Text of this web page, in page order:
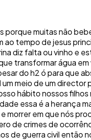
muitas não
ao tempo de jesus
diz falta ou vinho e
transformar água
do h2 ó para que
meio de um director
hábito nossos
essa é a herança
em que nós
de crimes de
de guerra civil então